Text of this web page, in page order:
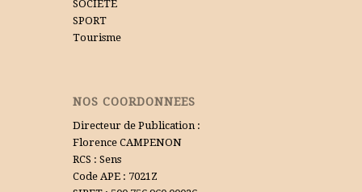
SOCIETE
SPORT
Tourisme
NOS COORDONNEES
Directeur de Publication :
Florence CAMPENON
RCS : Sens
Code APE : 7021Z